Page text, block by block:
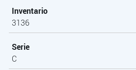
Inventario
3136
Serie
C